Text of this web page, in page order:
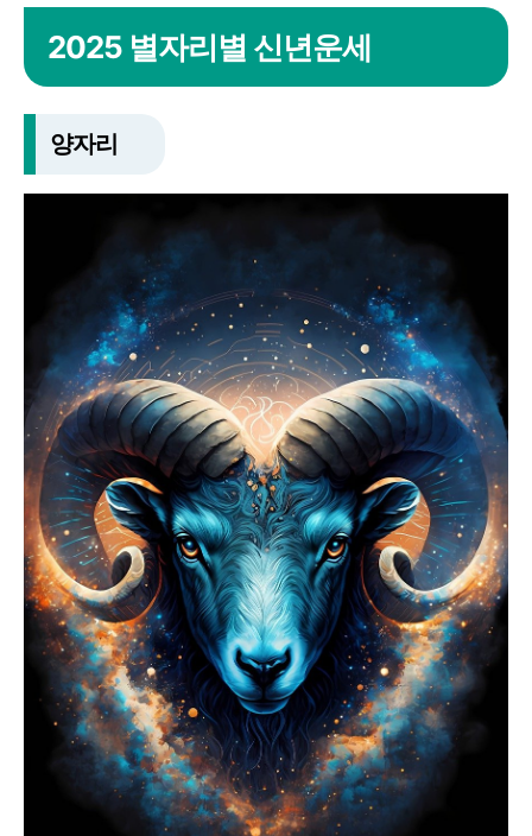
2025 별자리별 신년운세
양자리